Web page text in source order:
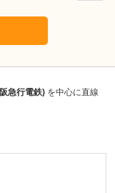
急行電鉄) を中心に直線